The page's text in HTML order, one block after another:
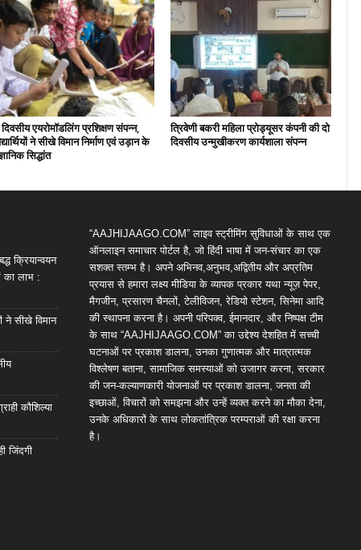
एयरोमॉडलिंग प्रशिक्षण संपन्न,
ने सीखे विमान निर्माण एवं उड़ान के
सिद्धांत
त्रिवेणी बकरी महिला प्रोड्यूसर कंपनी की दो
दिवसीय उन्मुखीकरण कार्यशाला संपन्न
क्रियान्वयन
का लाभ :
ने सीखे विमान
कौशिल्या
जिंदगी
“AAJHIJAAGO.COM” लाइव स्ट्रीमिंग सुविधाओं के साथ एक
ऑनलाइन समाचार पोर्टल है, जो हिंदी भाषा में जन-संचार का एक
सशक्त स्तम्भ है। अपने अभिनव,अनुभव,अद्वितीय और अप्रतिम
प्रयास से हमारा लक्ष्य मीडिया के व्यापक प्रकार यथा न्यूज़ पेपर,
मैगजीन, प्रसारण चैनलों, टेलीविजन, रेडियो स्टेशन, सिनेमा आदि
की स्थापना करना है। अपनी परिपक्व, ईमानदार, और निष्पक्ष टीम
के साथ “AAJHIJAAGO.COM” का उद्देश्य देशहित में सच्ची
घटनाओं पर प्रकाश डालना, उनका गुणात्मक और मात्रात्मक
विश्लेषण बताना, सामाजिक समस्याओं को उजागर करना, सरकार
की जन-कल्याणकारी योजनाओं पर प्रकाश डालना, जनता की
इच्छाओं, विचारों को समझना और उन्हें व्यक्त करने का मौका देना,
उनके अधिकारों के साथ लोकतांत्रिक परम्पराओं की रक्षा करना
है।